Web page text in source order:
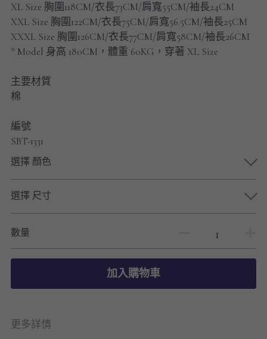
XL Size 胸圍118CM/衣長73CM/肩寬55CM/袖長24CM
XXL Size 胸圍122CM/衣長75CM/肩寬56.5CM/袖長25CM
XXXL Size 胸圍126CM/衣長77CM/肩寬58CM/袖長26CM
* Model 身高 180CM，體重 60KG，穿著 XL Size
主要材質
棉
編號
SBT-1331
選擇 顏色
選擇 尺寸
數量
加入購物車
更多詳情
男裝短袖 T-SHIRT
重磅純色 長袖T-Shirt 系列
重磅純色 衛衣 系列
限時促銷